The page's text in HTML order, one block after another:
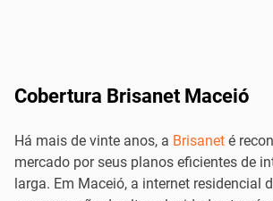
Cobertura Brisanet Maceió
Há mais de vinte anos, a Brisanet é
mercado por seus planos eficientes de
larga. Em Maceió, a internet residencial